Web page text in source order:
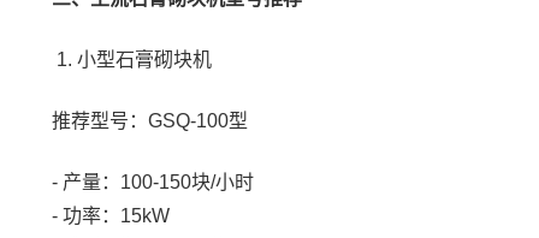
1. 小型石膏砌块机
推荐型号：GSQ-100型
- 产量：100-150块/小时
- 功率：15kW